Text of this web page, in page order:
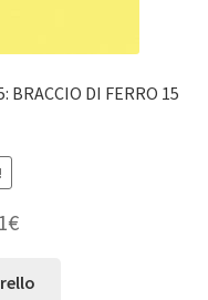
BRACCIO DI FERRO 15
€